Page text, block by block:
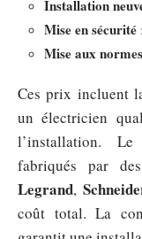
Installation
Mise en sécurité
Mise aux normes
Ces prix incluent
un électricien
l’installation.
fabriqués par
Legrand,
coût total. La